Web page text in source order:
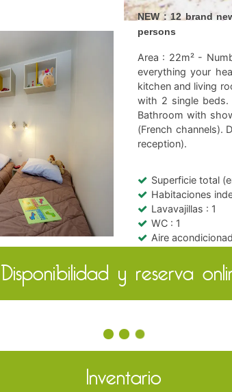
NEW : 12 brand
persons
Area : 22m² -
everything your
kitchen and living
with 2 single beds.
Bathroom with
(French channels).
reception).
Superficie total
Habitaciones
Lavavajillas : 1
WC : 1
Aire
Disponibilidad y reserva
Inventario